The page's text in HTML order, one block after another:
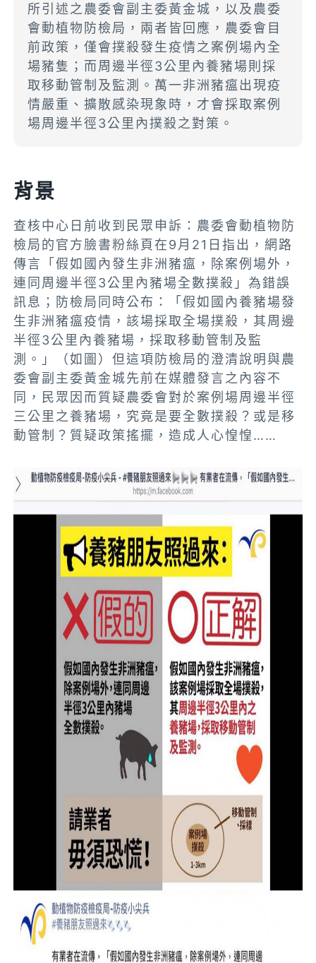
所引述之農委會副主委黃金城，以及農委
會動植物防檢局，兩者皆回應，農委會目
前政策，僅會撲殺發生疫情之案例場內全
場豬隻；而周邊半徑3公里內養豬場則採
取移動管制及監測。萬一非洲豬瘟出現疫
情嚴重、擴散感染現象時，才會採取案例
場周邊半徑3公里內撲殺之對策。
背景
查核中心日前收到民眾申訴：農委會動植物防
檢局的官方臉書粉絲頁在9月21日指出，網路
傳言「假如國內發生非洲豬瘟，除案例場外，
連同周邊半徑3公里內豬場全數撲殺」為錯誤
訊息；防檢局同時公布：「假如國內養豬場發
生非洲豬瘟疫情，該場採取全場撲殺，其周邊
半徑3公里內養豬場，採取移動管制及監
測。」（如圖）但這項防檢局的澄清說明與農
委會副主委黃金城先前在媒體發言之內容不
同，民眾因而質疑農委會對於案例場周邊半徑
三公里之養豬場，究竟是要全數撲殺？或是移
動管制？質疑政策搖擺，造成人心惶惶……